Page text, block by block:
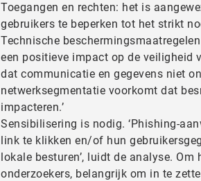
Toegangen en rechten: het is
gebruikers te beperken tot het strikt
Technische
een positieve impact op de veiligheid
dat communicatie en gegevens niet
netwerksegmentatie voorkomt dat
impacteren.’
Sensibilisering is nodig. ‘Phishing-
link te klikken en/of hun
lokale besturen’, luidt de analyse.
onderzoekers, belangrijk om in te